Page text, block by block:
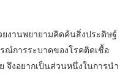
ยงานพยายามคิดค้นสิ่งประดิษฐ์
ณ์การระบาดของโรคติดเชื้อ
จึงอยากเป็นส่วนหนึ่งในการนำ